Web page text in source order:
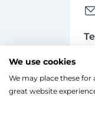
A
We use cookies
We may place these
great website